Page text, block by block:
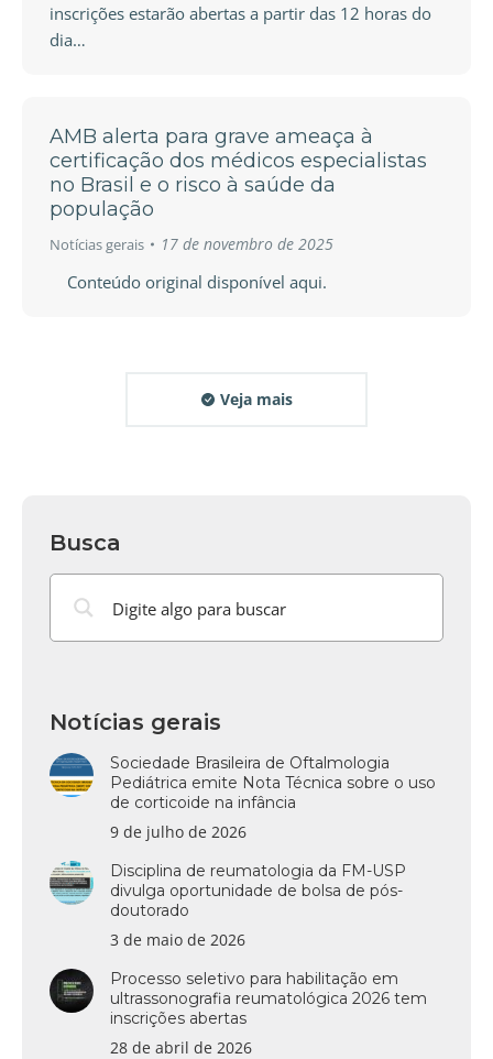
inscrições estarão abertas a partir das 12 horas do
dia…
AMB alerta para grave ameaça à
certificação dos médicos especialistas
no Brasil e o risco à saúde da
população
Notícias gerais 17 de novembro de 2025
Conteúdo original disponível aqui.
Veja mais
Busca
Notícias gerais
Sociedade Brasileira de Oftalmologia
Pediátrica emite Nota Técnica sobre o uso
de corticoide na infância
9 de julho de 2026
Disciplina de reumatologia da FM-USP
divulga oportunidade de bolsa de pós-
doutorado
3 de maio de 2026
Processo seletivo para habilitação em
ultrassonografia reumatológica 2026 tem
inscrições abertas
28 de abril de 2026